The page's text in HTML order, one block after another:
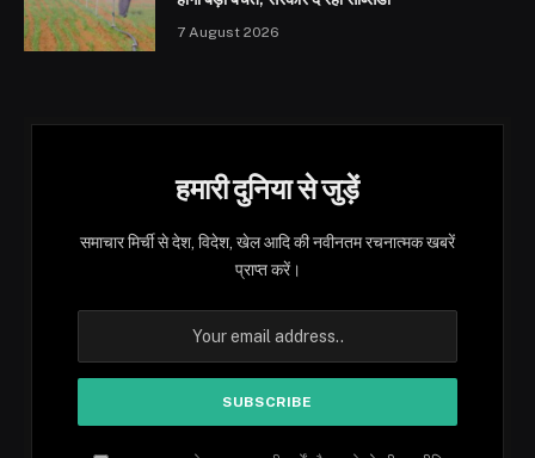
7 August 2026
हमारी दुनिया से जुड़ें
समाचार मिर्ची से देश, विदेश, खेल आदि की नवीनतम रचनात्मक खबरें
प्राप्त करें।